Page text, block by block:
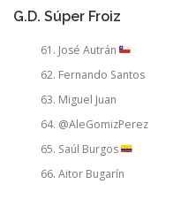
G.D. Súper Froiz
José Autrán
Fernando Santos
Miguel Juan
@AleGomizPerez
Saúl Burgos
Aitor Bugarín